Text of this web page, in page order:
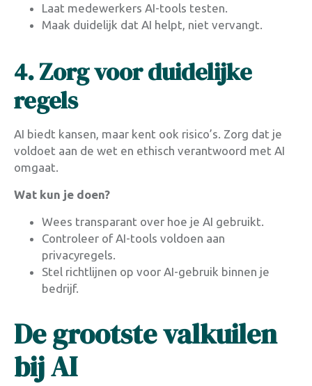
Laat medewerkers AI-tools testen.
Maak duidelijk dat AI helpt, niet vervangt.
4. Zorg voor duidelijke
regels
AI biedt kansen, maar kent ook risico’s. Zorg dat je
voldoet aan de wet en ethisch verantwoord met AI
omgaat.
Wat kun je doen?
Wees transparant over hoe je AI gebruikt.
Controleer of AI-tools voldoen aan
privacyregels.
Stel richtlijnen op voor AI-gebruik binnen je
bedrijf.
De grootste valkuilen
bij AI